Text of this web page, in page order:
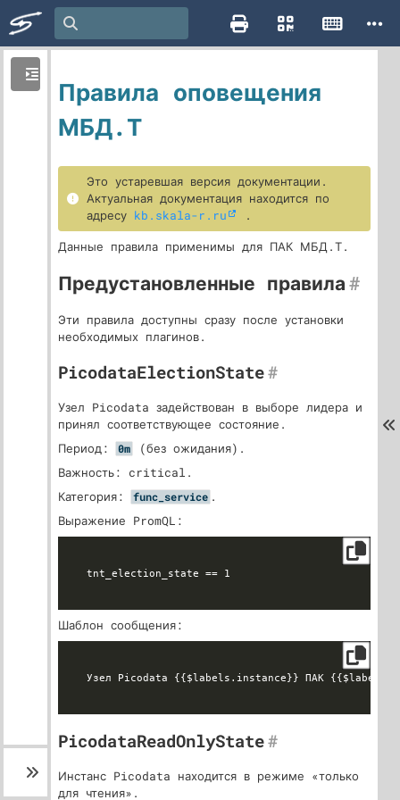
Правила оповещения
МБД.Т
Это устаревшая версия документации.
Актуальная документация находится по
адресу kb.skala-r.ru
.
Данные правила применимы для ПАК МБД.Т.
Предустановленные правила#
Эти правила доступны сразу после установки
необходимых плагинов.
PicodataElectionState#
Узел Picodata задействован в выборе лидера и
принял соответствующее состояние.
Период:
0m
(без ожидания).
Важность: critical.
Категория:
func_service .
Выражение PromQL:
Шаблон сообщения:
PicodataReadOnlyState#
Инстанс Picodata находится в режиме «только
для чтения».